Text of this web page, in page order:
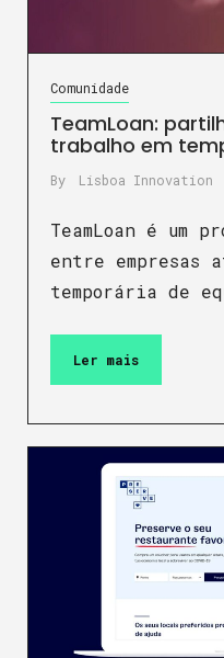
Comunidade
TeamLoan:
trabalho em
By Lisboa Innovation
TeamLoan é um
entre empresas
temporária de
Ler mais